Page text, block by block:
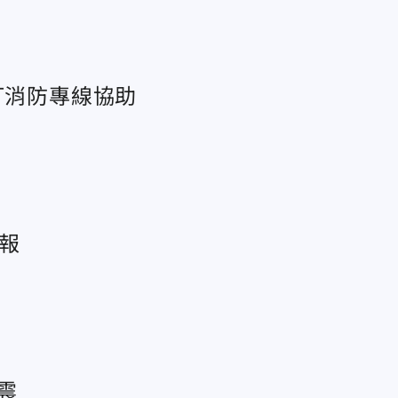
防專線協助